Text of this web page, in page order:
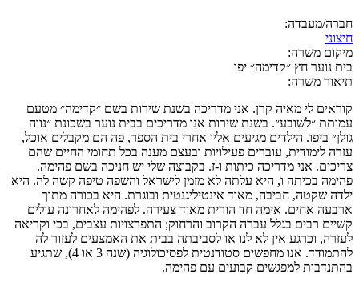
חברה/מעבדה:
חיצוני
מיקום משרה:
בית נוער חץ ״קדימה״ יפו
תיאור משרה:
קוראים לי מאיה קרן. אני מדריכה בשנת שירות בשם ״קדימה״ מטעם
עמותת ״לשובע״. בשנת שירות אנו מדריכים בבית נוער בשכונת ״נווה
גולן״ ביפו. הילדים מגיעים אליו אחרי בית הספר, פה הם מקבלים אוכל,
עזרה לימודית, עוברים פעילויות ובעצם מענה בכל תחומי החיים שהם
צריכים. אני מדריכה כיתות ו-ז. בקבוצה שלי יש חניכה בשם פהימה.
פהימה בכיתה ו, היא עלתה לא מזמן לישראל והשפה טיפה קשה לה. היא
ילדה שקטה, חביבה, מאוד אינטיליגנטית ובוגרת. היא בכורה מתוך
ארבעה אחים. אימה חד הורית מאוד צעירה. לפהימה לאחרונה עולים
קשיים רבים בגלל עברה הקרוב והרחוק; התפרצויות עצבים, בכי וקריאה
לעזרה, וכרגע אין לא לנו או לסביבתה בבית את האמצעים לעזור לה
להתמודד. אנו מחפשים סטודנטית לפסיכולוגיה (שנה 3 או 4), שתגיע
בהתנדבות למפגשים קבועים עם פהימה.